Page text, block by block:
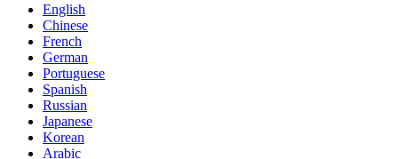
English
Chinese
French
German
Portuguese
Spanish
Russian
Japanese
Korean
Arabic